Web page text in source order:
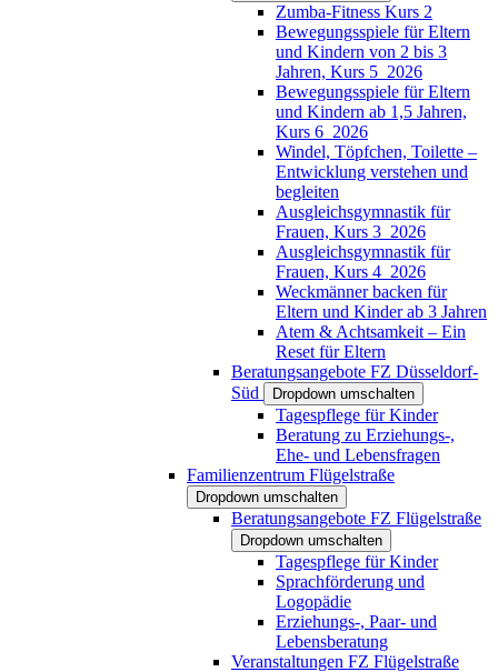
Zumba-Fitness Kurs 2
Bewegungsspiele für Eltern
und Kindern von 2 bis 3
Jahren, Kurs 5_2026
Bewegungsspiele für Eltern
und Kindern ab 1,5 Jahren,
Kurs 6_2026
Windel, Töpfchen, Toilette –
Entwicklung verstehen und
begleiten
Ausgleichsgymnastik für
Frauen, Kurs 3_2026
Ausgleichsgymnastik für
Frauen, Kurs 4_2026
Weckmänner backen für
Eltern und Kinder ab 3 Jahren
Atem & Achtsamkeit – Ein
Reset für Eltern
Beratungsangebote FZ Düsseldorf-
Süd
Dropdown umschalten
Tagespflege für Kinder
Beratung zu Erziehungs-,
Ehe- und Lebensfragen
Familienzentrum Flügelstraße
Dropdown umschalten
Beratungsangebote FZ Flügelstraße
Dropdown umschalten
Tagespflege für Kinder
Sprachförderung und
Logopädie
Erziehungs-, Paar- und
Lebensberatung
Veranstaltungen FZ Flügelstraße